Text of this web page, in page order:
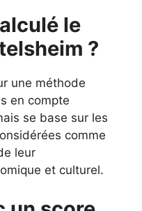
le
?
une méthode
en compte
se base sur les
comme
leur
et culturel.